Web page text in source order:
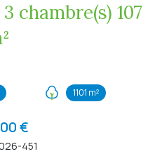
1101 m²
€
451